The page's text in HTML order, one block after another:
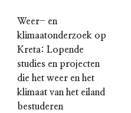
Weer- en
klimaatonderzoek op
Kreta: Lopende
studies en projecten
die het weer en het
klimaat van het eiland
bestuderen